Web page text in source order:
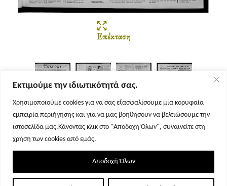
Εκτιμούμε την ιδιωτικότητά σας.
Χρησιμοποιούμε cookies για να σας εξασφαλίσουμε μία κορυφαία
εμπειρία περιήγησης και για να μας βοηθήσουν να βελτιώσουμε την
ιστοσελίδα μας.Κάνοντας κλικ στο "Αποδοχή Όλων", συναινείτε στη
χρήση των cookies από εμάς.
Αποδοχή Όλων
Επέκταση
Σελίδα 1 Σελίδα 2 Σελίδα 3 Σελίδα 4